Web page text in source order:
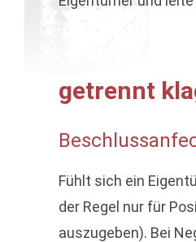
getrennt
Fühlt sich ein
der Regel nur für
auszugeben). Bei